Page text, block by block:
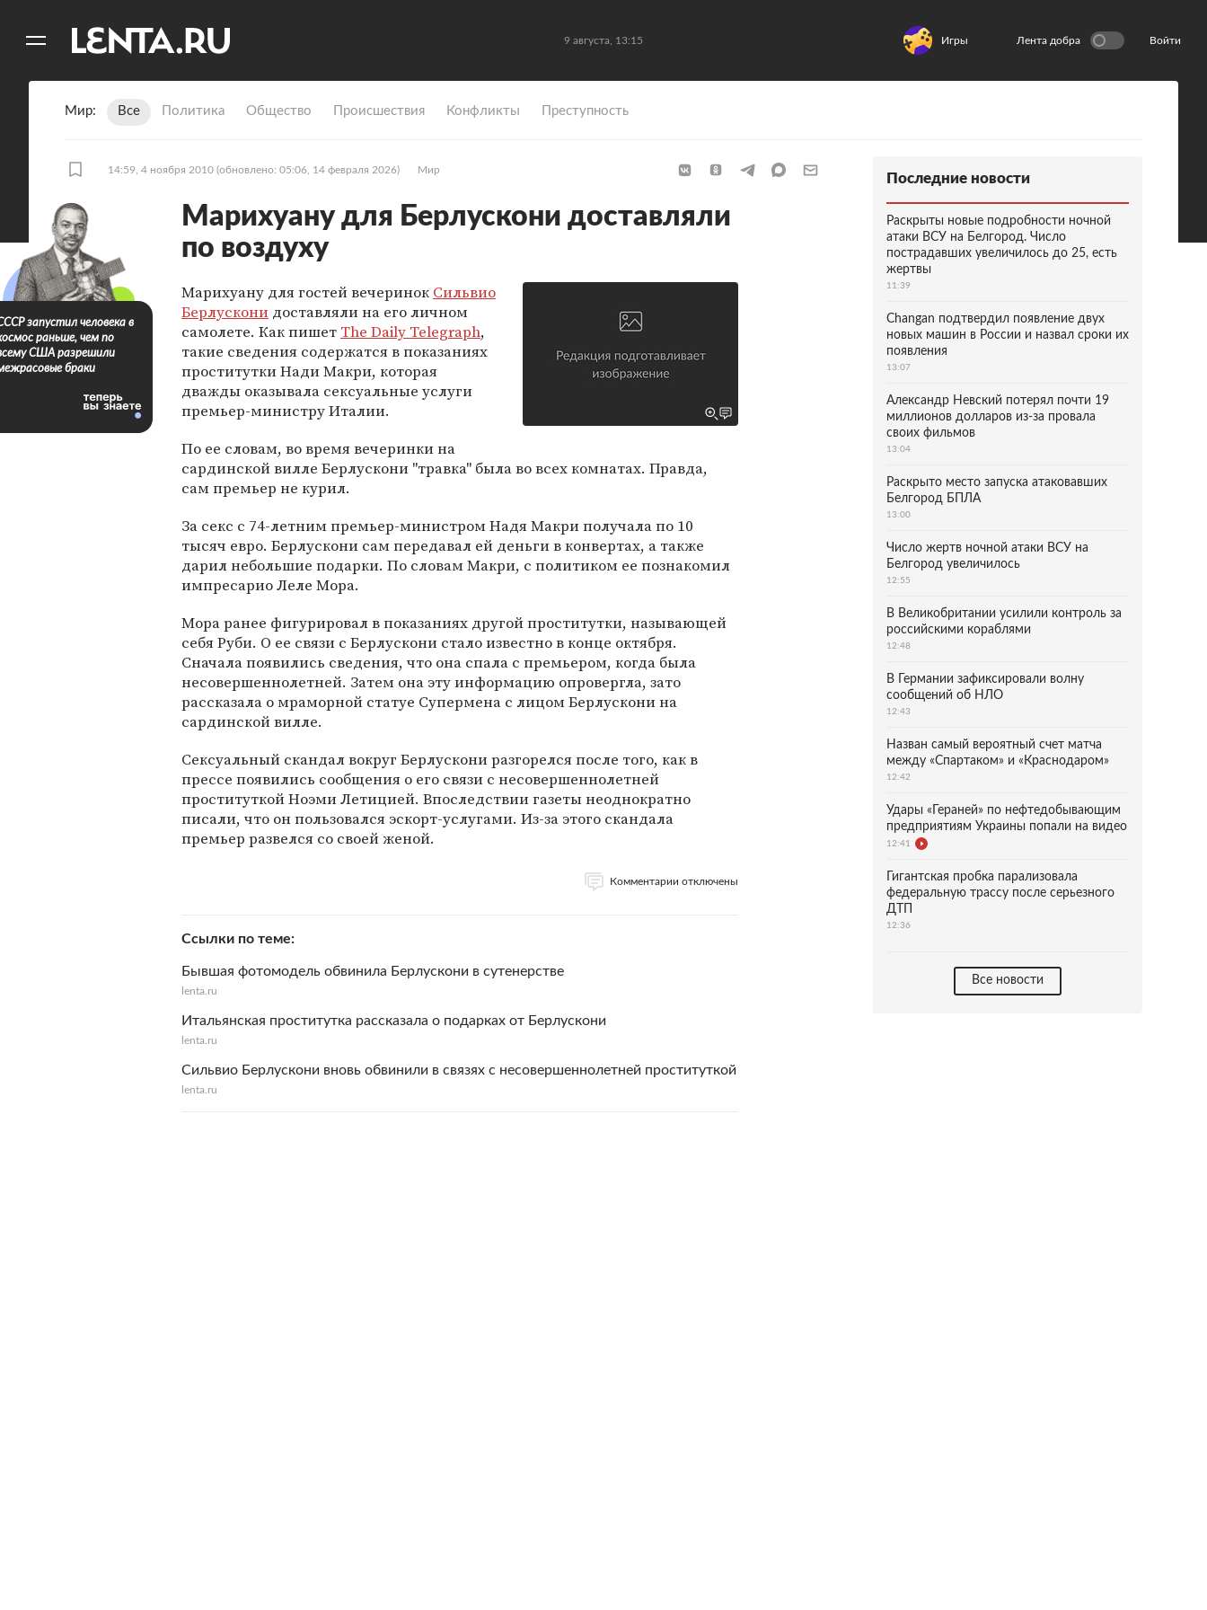
9 августа, 13:15 Игры Лента добра Войти
Мир Все Политика Общество Происшествия Конфликты Преступность
14:59, 4 ноября 2010 (обновлено: 05:06, 14 февраля 2026) Мир
Марихуану для Берлускони доставляли
по воздуху
Марихуану для гостей вечеринок Сильвио
Берлускони доставляли на его личном
самолете. Как пишет The Daily Telegraph,
такие сведения содержатся в показаниях
проститутки Нади Макри, которая
дважды оказывала сексуальные услуги
премьер-министру Италии.
По ее словам, во время вечеринки на
сардинской вилле Берлускони "травка" была во всех комнатах. Правда,
сам премьер не курил.
За секс с 74-летним премьер-министром Надя Макри получала по 10
тысяч евро. Берлускони сам передавал ей деньги в конвертах, а также
дарил небольшие подарки. По словам Макри, с политиком ее познакомил
импресарио Леле Мора.
Мора ранее фигурировал в показаниях другой проститутки, называющей
себя Руби. О ее связи с Берлускони стало известно в конце октября.
Сначала появились сведения, что она спала с премьером, когда была
несовершеннолетней. Затем она эту информацию опровергла, зато
рассказала о мраморной статуе Супермена с лицом Берлускони на
сардинской вилле.
Сексуальный скандал вокруг Берлускони разгорелся после того, как в
прессе появились сообщения о его связи с несовершеннолетней
проституткой Ноэми Летицией. Впоследствии газеты неоднократно
писали, что он пользовался эскорт-услугами. Из-за этого скандала
премьер развелся со своей женой.
Комментарии отключены
Ссылки по теме
Бывшая фотомодель обвинила Берлускони в сутенерстве
lenta.ru
Итальянская проститутка рассказала о подарках от Берлускони
lenta.ru
Сильвио Берлускони вновь обвинили в связях с несовершеннолетней проституткой
lenta.ru
запустил человека в
раньше, чем по
США разрешили
браки
Последние новости
Раскрыты новые подробности ночной
атаки ВСУ на Белгород. Число
пострадавших увеличилось до 25, есть
жертвы
11:39
Changan подтвердил появление двух
новых машин в России и назвал сроки их
появления
13:07
Александр Невский потерял почти 19
миллионов долларов из-за провала
своих фильмов
13:04
Раскрыто место запуска атаковавших
Белгород БПЛА
13:00
Число жертв ночной атаки ВСУ на
Белгород увеличилось
12:55
В Великобритании усилили контроль за
российскими кораблями
12:48
В Германии зафиксировали волну
сообщений об НЛО
12:43
Назван самый вероятный счет матча
между «Спартаком» и «Краснодаром»
12:42
Удары «Гераней» по нефтедобывающим
предприятиям Украины попали на видео
12:41
Гигантская пробка парализовала
федеральную трассу после серьезного
ДТП
12:36
Все новости